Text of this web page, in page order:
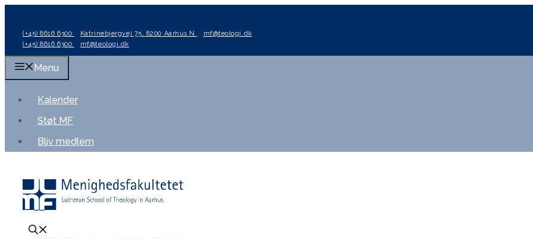
indhold
(+45) 8616 6300 Katrinebjergvej 75, 8200 Aarhus N
mf@teologi.dk
(+45) 8616 6300
mf@teologi.dk
Menu
Kalender
Støt MF
Bliv medlem